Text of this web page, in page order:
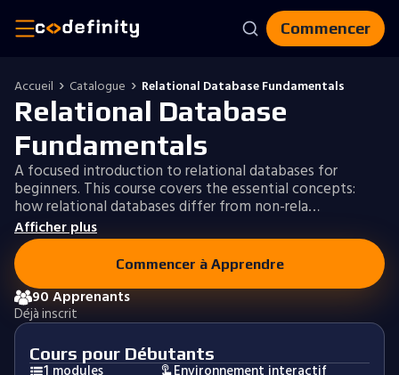
Commencer
Accueil Catalogue Relational Database Fundamentals
Relational Database
Fundamentals
A focused introduction to relational databases for
beginners. This course covers the essential concepts:
how relational databases differ from non-rela…
Afficher plus
Commencer à Apprendre
90 Apprenants
Déjà inscrit
Cours pour Débutants